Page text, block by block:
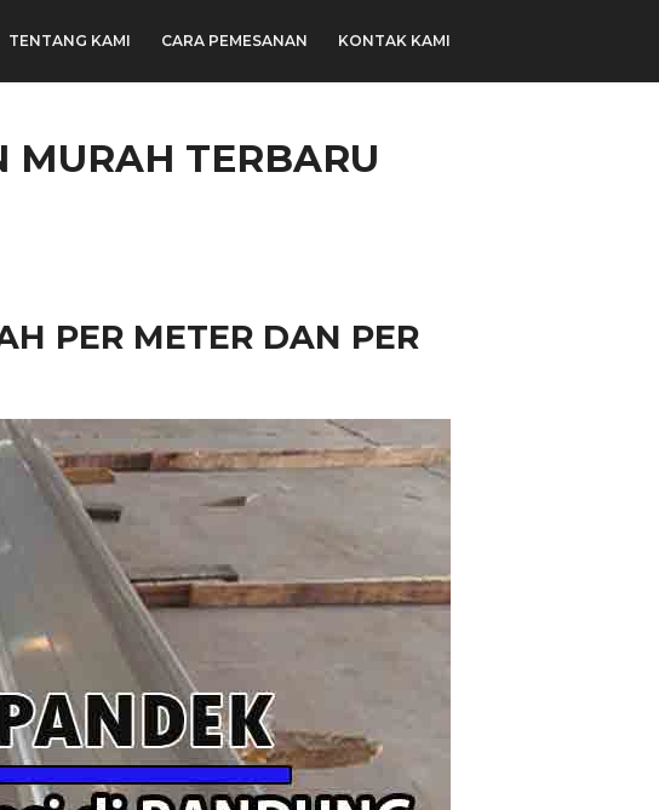
TENTANG KAMI CARA PEMESANAN KONTAK KAMI
MURAH TERBARU
PER METER DAN PER